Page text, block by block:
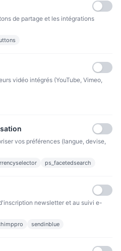
et paypal 4 fois sans frais
réductions.
de partage et les intégrations
vidéo intégrés (YouTube, Vimeo,
vos préférences (langue, devise,
ps_facetedsearch
newsletter et au suivi e-
sendinblue